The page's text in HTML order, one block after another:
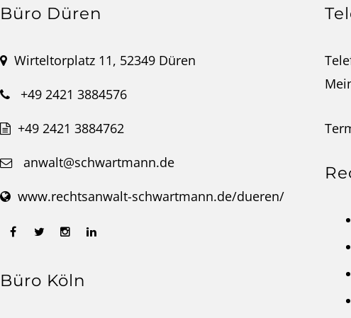
Büro Düren
Wirteltorplatz 11, 52349 Düren
+49 2421 3884576
+49 2421 3884762
anwalt@schwartmann.de
www.rechtsanwalt-schwartmann.de/dueren/
Büro Köln